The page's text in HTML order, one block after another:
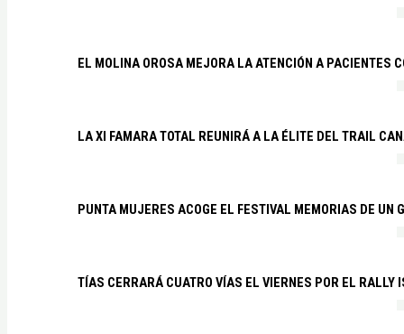
EL MOLINA OROSA MEJORA LA ATENCIÓN A PACIENTES
LA XI FAMARA TOTAL REUNIRÁ A LA ÉLITE DEL TRAIL
PUNTA MUJERES ACOGE EL FESTIVAL MEMORIAS DE UN
TÍAS CERRARÁ CUATRO VÍAS EL VIERNES POR EL RALLY